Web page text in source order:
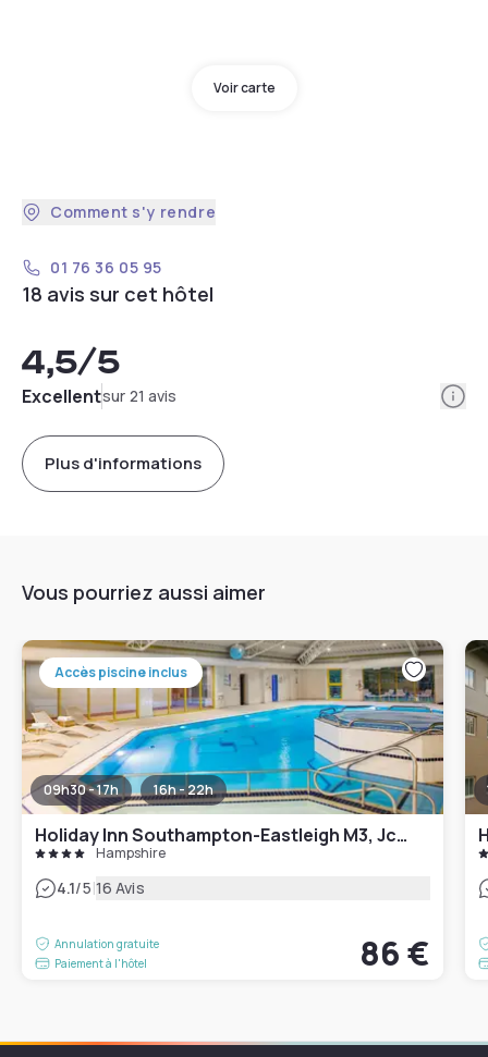
Voir carte
Comment s'y rendre
01 76 36 05 95
18 avis sur cet hôtel
4,5/5
Excellentsur 21 avis
Plus d'informations
Vous pourriez aussi aimer
Accès piscine inclus
09h30 - 17h 16h - 22h
Holiday Inn Southampton-Eastleigh M3, Jct13
Hampshire
4.1/5|16 Avis
Annulation gratuite
Paiement à l'hôtel
86 €